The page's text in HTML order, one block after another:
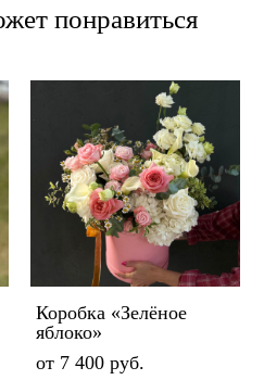
понравиться
Коробка «Зелёное
яблоко»
от 7 400 pуб.